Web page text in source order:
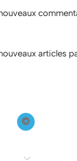
articles